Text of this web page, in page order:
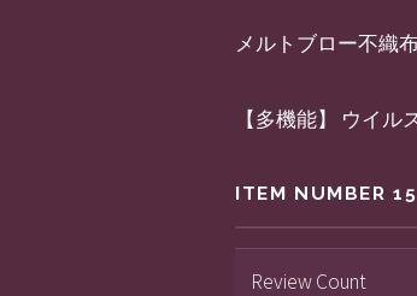
メルトブロー不織
【多機能】 ウイ
ITEM NUMBER 15
Review Count